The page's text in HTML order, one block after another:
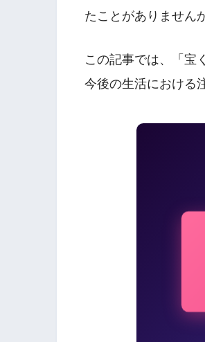
たことがありません
この記事では、「宝
今後の生活における